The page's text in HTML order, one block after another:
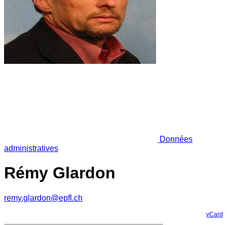
Données
administratives
Rémy Glardon
remy.glardon@epfl.ch
vCard